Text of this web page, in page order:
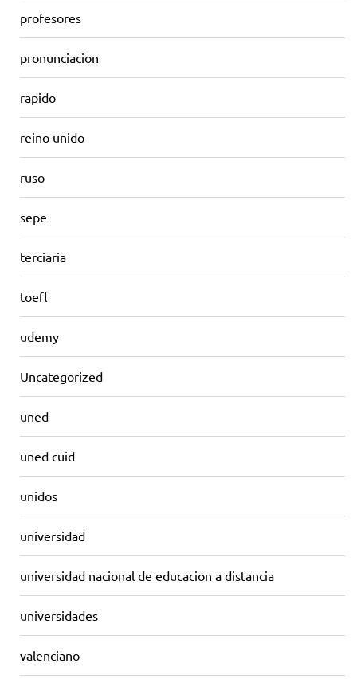
profesores
pronunciacion
rapido
reino unido
ruso
sepe
terciaria
toefl
udemy
Uncategorized
uned
uned cuid
unidos
universidad
universidad nacional de educacion a distancia
universidades
valenciano